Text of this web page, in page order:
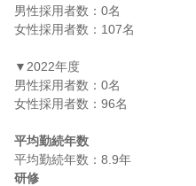
男性採用者数：0名
女性採用者数：107名
▼2022年度
男性採用者数：0名
女性採用者数：96名
平均勤続年数
研修